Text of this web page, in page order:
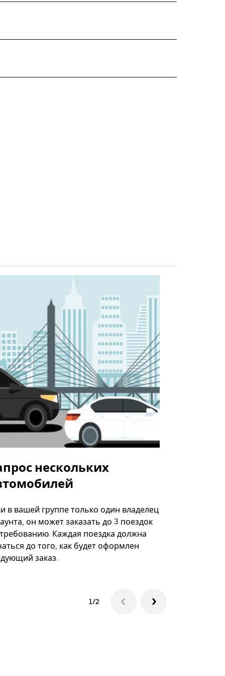
нескольких
в вашей группе только один владелец
он может заказать до 3 поездок
Каждая поездка должна
до того, как будет оформлен
заказ.
1/2